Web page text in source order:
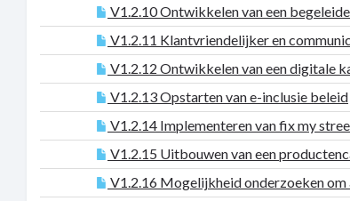
V1.2.10 Ontwikkelen van een
V1.2.11 Klantvriendelijker en
V1.2.12 Ontwikkelen van een digitale
V1.2.13 Opstarten van e-inclusie beleid
V1.2.14 Implementeren van fix my
V1.2.15 Uitbouwen van een
V1.2.16 Mogelijkheid onderzoeken